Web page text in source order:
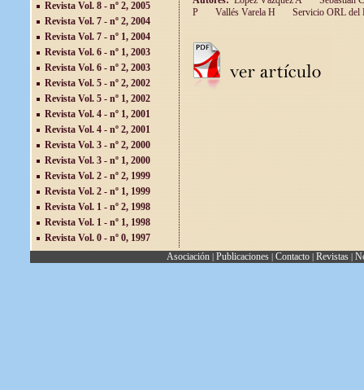
Revista Vol. 8 - nº 2, 2005
Revista Vol. 7 - nº 2, 2004
Revista Vol. 7 - nº 1, 2004
Revista Vol. 6 - nº 1, 2003
Revista Vol. 6 - nº 2, 2003
Revista Vol. 5 - nº 2, 2002
Revista Vol. 5 - nº 1, 2002
Revista Vol. 4 - nº 1, 2001
Revista Vol. 4 - nº 2, 2001
Revista Vol. 3 - nº 2, 2000
Revista Vol. 3 - nº 1, 2000
Revista Vol. 2 - nº 2, 1999
Revista Vol. 2 - nº 1, 1999
Revista Vol. 1 - nº 2, 1998
Revista Vol. 1 - nº 1, 1998
Revista Vol. 0 - nº 0, 1997
P
Vallés Varela H Servicio ORL del
Asociación| Publicaciones| Contacto| Revistas|